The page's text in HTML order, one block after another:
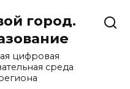
город.
цифровая
среда